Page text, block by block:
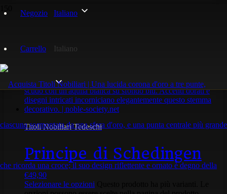
Negozio
Carrello
Italiano
Italiano
Visualizzazione del risultato
Titoli Nobiliari Tedeschi
Principe di Schedingen
€49,90
Selezionare le opzioni